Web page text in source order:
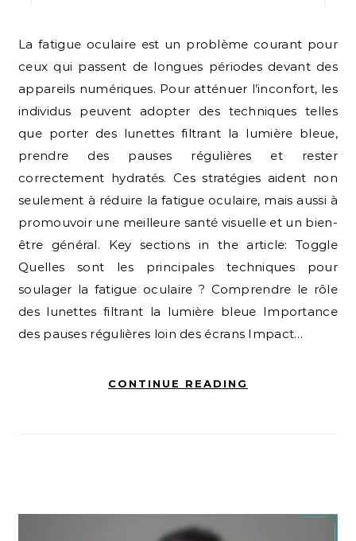
La fatigue oculaire est un problème courant pour
ceux qui passent de longues périodes devant des
appareils numériques. Pour atténuer l’inconfort, les
individus peuvent adopter des techniques telles
que porter des lunettes filtrant la lumière bleue,
prendre des pauses régulières et rester
correctement hydratés. Ces stratégies aident non
seulement à réduire la fatigue oculaire, mais aussi à
promouvoir une meilleure santé visuelle et un bien-
être général. Key sections in the article: Toggle
Quelles sont les principales techniques pour
soulager la fatigue oculaire ? Comprendre le rôle
des lunettes filtrant la lumière bleue Importance
des pauses régulières loin des écrans Impact…
CONTINUE READING